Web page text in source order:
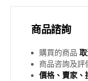
商品諮詢
購買的商品
商品咨詢及評
價格、賣家、